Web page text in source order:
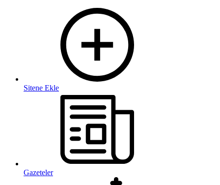
Sitene Ekle
Gazeteler